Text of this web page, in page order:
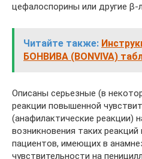
цефалоспорины или другие
Читайте также:
БОНВИВА (BONVIVA)
Описаны серьезные (в
реакции повышенной
(анафилактические реакции)
возникновения таких
пациентов, имеющих в
чувствительности на